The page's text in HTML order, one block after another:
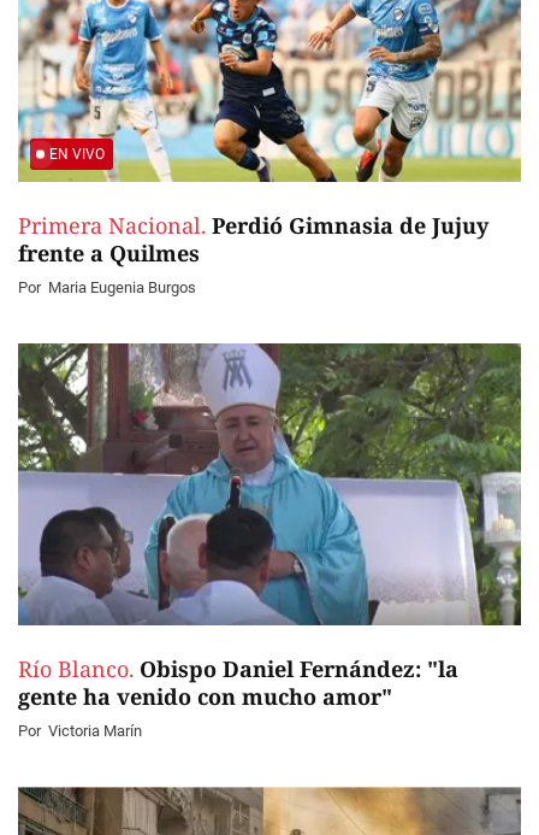
EN VIVO
Primera Nacional. Perdió Gimnasia de Jujuy
frente a Quilmes
Por Maria Eugenia Burgos
Río Blanco. Obispo Daniel Fernández: "la
gente ha venido con mucho amor"
Por Victoria Marín